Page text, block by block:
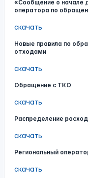
«Сообщение о начале
оператора по
скачать
Новые правила по
отходами
скачать
Обращение с ТКО
скачать
Распределение
скачать
Региональный
скачать